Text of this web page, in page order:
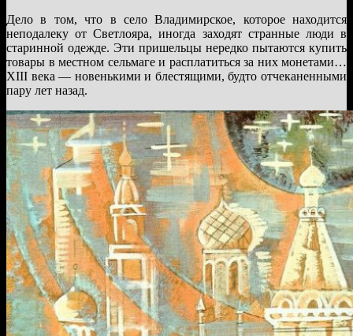
Дело в том, что в село Владимирское, которое находится
неподалеку от Светлояра, иногда заходят странные люди в
старинной одежде. Эти пришельцы нередко пытаются купить
товары в местном сельмаге и расплатиться за них монетами…
XIII века — новенькими и блестящими, будто отчеканенными
пару лет назад.